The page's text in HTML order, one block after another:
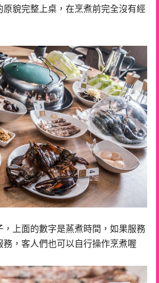
貌完整上桌，在烹煮前完全沒有經
上面的數字是蒸煮時間，如果服務
務，客人們也可以自行操作烹煮喔